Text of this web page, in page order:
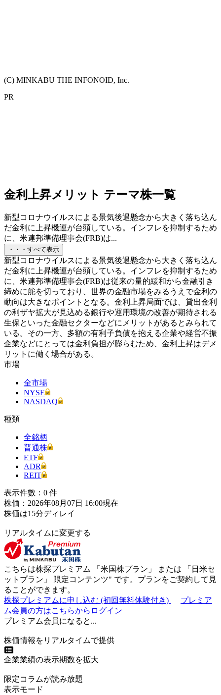
(C) MINKABU THE INFONOID, Inc.
PR
金利上昇メリット テーマ株一覧
新型コロナウイルスによる景気後退懸念から大きく落ち込ん
だ金利に上昇機運が台頭している。インフレを抑制するため
に、米連邦準備理事会(FRB)は...
・・・すべて表示
新型コロナウイルスによる景気後退懸念から大きく落ち込ん
だ金利に上昇機運が台頭している。インフレを抑制するため
に、米連邦準備理事会(FRB)は従来の量的緩和から金融引き
締めに舵を切っており、世界の金融市場をみるうえで金利の
動向は大きなポイントとなる。金利上昇局面では、貸出金利
の利ザヤ拡大が見込める銀行や運用環境の改善が期待される
生保といった金融セクターなどにメリットがあるとみられて
いる。その一方、多額の有利子負債を抱える企業や経営不振
企業などにとっては金利負担が膨らむため、金利上昇はデメ
リットに働く場合がある。
市場
全市場
NYSE
NASDAQ
種類
全銘柄
普通株
ETF
ADR
REIT
表示件數： 0 件
株価：2026年08月07日 16:00現在
株価は15分ディレイ
リアルタイムに変更する
こちらは株探プレミアム 「 米国株プラン 」 または 「 日米セ
ットプラン 」 限定コンテンツ" です。プランをご契約して見
ることができます。
株探プレミアムに申し込む (初回無料体験付き)
プレミア
ム会員の方はこちらからログイン
プレミアム会員になると...
株価情報をリアルタイムで提供
企業業績の表示期数を拡大
限定コラムが読み放題
表示モード